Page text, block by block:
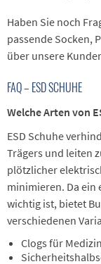
Haben Sie noch
passende Socken,
über unsere
FAQ – ESD SCHUHE
Welche Arten von
ESD Schuhe
Trägers und leiten
plötzlicher
minimieren. Da ein
wichtig ist, bietet
verschiedenen
Clogs für